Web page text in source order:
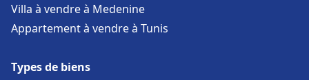
Villa à vendre à Medenine
Appartement à vendre à Tunis
Types de biens